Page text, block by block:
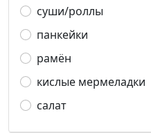
суши/роллы
панкейки
рамён
кислые мермеладки
салат